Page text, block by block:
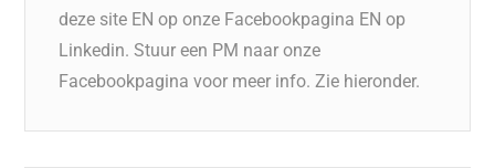
deze site EN op onze Facebookpagina EN op
Linkedin. Stuur een PM naar onze
Facebookpagina voor meer info. Zie hieronder.